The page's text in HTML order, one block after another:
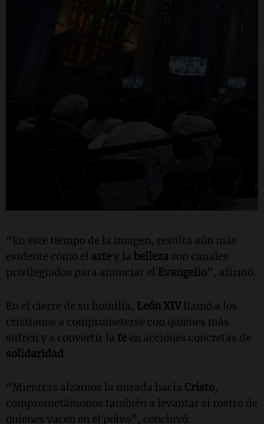
“En este tiempo de la imagen, resulta aún más
evidente cómo el artey la belleza son canales
privilegiados para anunciar el Evangelio”, afirmó.
En el cierre de su homilía, León XIVllamó a los
cristianos a comprometerse con quienes más
sufren y a convertir la fe en acciones concretas de
solidaridad .
“Mientras alzamos la mirada hacia Cristo,
comprometámonos también a levantar el rostro de
quienes yacen en el polvo”, concluyó.